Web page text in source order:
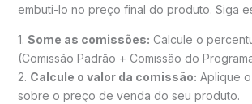
embuti-lo no preço final do produto. Siga
1. Some as comissões: Calcule o
(Comissão Padrão + Comissão do
2. Calcule o valor da comissão: Aplique
sobre o preço de venda do seu produto.